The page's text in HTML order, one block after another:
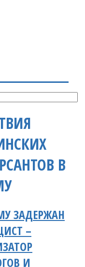
В
ЗАДЕРЖАН
–
И